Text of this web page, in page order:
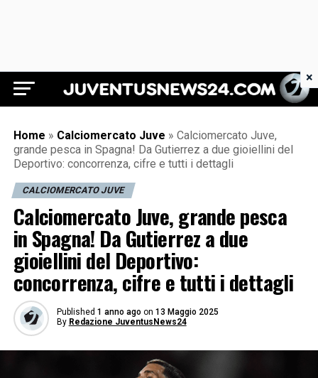
Juventus News 24
Home » Calciomercato Juve » Calciomercato Juve,
grande pesca in Spagna! Da Gutierrez a due gioiellini del
Deportivo: concorrenza, cifre e tutti i dettagli
CALCIOMERCATO JUVE
Calciomercato Juve, grande pesca
in Spagna! Da Gutierrez a due
gioiellini del Deportivo:
concorrenza, cifre e tutti i dettagli
Published 1 anno ago on 13 Maggio 2025
By Redazione JuventusNews24
×